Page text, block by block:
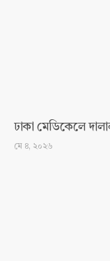
ঢাকা মেডিকেলে
মে ৪, ২০২৬